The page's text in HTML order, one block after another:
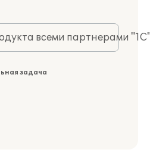
всеми партнерами
задача